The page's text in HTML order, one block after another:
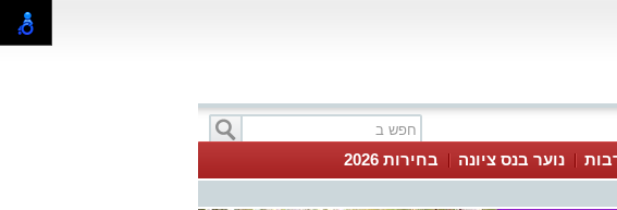
נוער בנס ציונה בחירות 2026